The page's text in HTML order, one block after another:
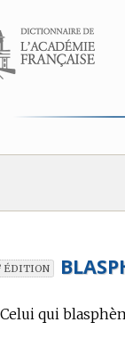
au contenu
ÉDITION
Celui qui